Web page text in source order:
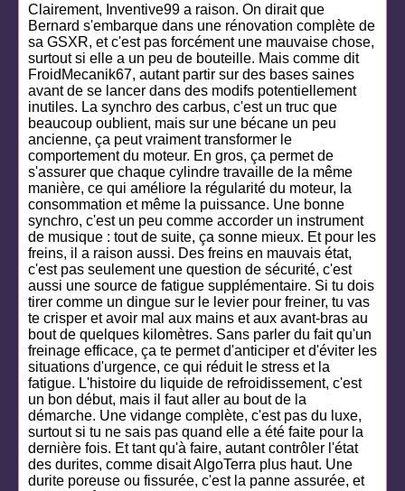
Clairement, Inventive99 a raison. On dirait que
Bernard s'embarque dans une rénovation complète de
sa GSXR, et c'est pas forcément une mauvaise chose,
surtout si elle a un peu de bouteille. Mais comme dit
FroidMecanik67, autant partir sur des bases saines
avant de se lancer dans des modifs potentiellement
inutiles. La synchro des carbus, c'est un truc que
beaucoup oublient, mais sur une bécane un peu
ancienne, ça peut vraiment transformer le
comportement du moteur. En gros, ça permet de
s'assurer que chaque cylindre travaille de la même
manière, ce qui améliore la régularité du moteur, la
consommation et même la puissance. Une bonne
synchro, c'est un peu comme accorder un instrument
de musique : tout de suite, ça sonne mieux. Et pour les
freins, il a raison aussi. Des freins en mauvais état,
c'est pas seulement une question de sécurité, c'est
aussi une source de fatigue supplémentaire. Si tu dois
tirer comme un dingue sur le levier pour freiner, tu vas
te crisper et avoir mal aux mains et aux avant-bras au
bout de quelques kilomètres. Sans parler du fait qu'un
freinage efficace, ça te permet d'anticiper et d'éviter les
situations d'urgence, ce qui réduit le stress et la
fatigue. L'histoire du liquide de refroidissement, c'est
un bon début, mais il faut aller au bout de la
démarche. Une vidange complète, c'est pas du luxe,
surtout si tu ne sais pas quand elle a été faite pour la
dernière fois. Et tant qu'à faire, autant contrôler l'état
des durites, comme disait AlgoTerra plus haut. Une
durite poreuse ou fissurée, c'est la panne assurée, et